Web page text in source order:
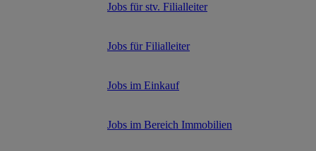
Jobs für stv. Filialleiter
Jobs für Filialleiter
Jobs im Einkauf
Jobs im Bereich Immobilien